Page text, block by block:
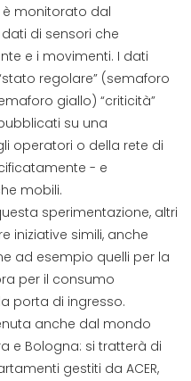
è monitorato dal
dati di sensori che
e i movimenti. I dati
regolare” (semaforo
giallo) “criticità”
su una
operatori o della rete di
- e
mobili.
sperimentazione, altri
iniziative simili, anche
ad esempio quelli per la
per il consumo
porta di ingresso.
anche dal mondo
e Bologna: si tratterà di
gestiti da ACER,